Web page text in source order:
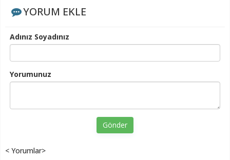
YORUM EKLE
Adınız Soyadınız
Yorumunuz
Gönder
< Yorumlar>